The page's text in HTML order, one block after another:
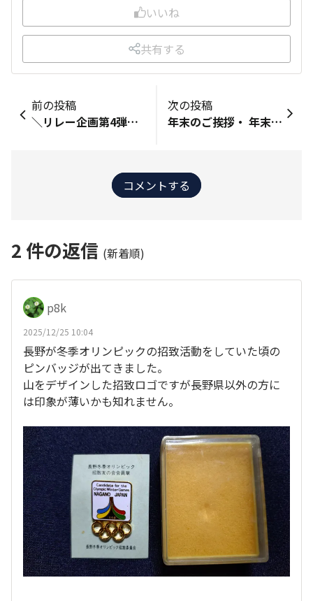
いいね
共有する
前の投稿
＼リレー企画第4弾開催🎉2025年を“漢字一文字”で表すなら？✍️／​
次の投稿
年末のご挨拶・​ 年末年始の休業予定​
コメントする
2 件の返信 (新着順)
p8k
2025/12/25 10:04
長野が冬季オリンピックの招致活動をしていた頃の
ピンバッジが出てきました。
山をデザインした招致ロゴですが長野県以外の方に
は印象が薄いかも知れません。